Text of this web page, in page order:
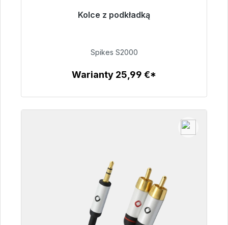
Kolce z podkładką
Gotowy do natychmiastowej wysyłki, czas
51,49 €
Spikes S2000
Warianty 25,99 €*